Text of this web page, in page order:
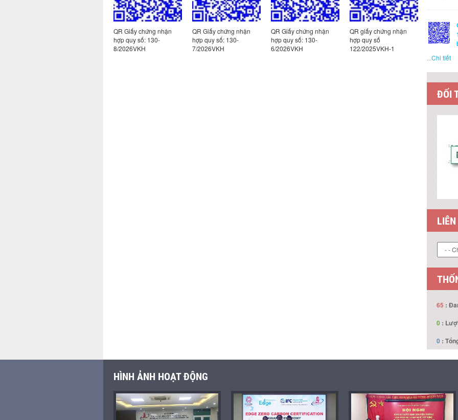
QR Giấy chứng nhận
hợp quy số: 130-
8/2026VKH
QR Giấy chứng nhận
hợp quy số: 130-
7/2026VKH
QR Giấy chứng nhận
hợp quy số: 130-
6/2026VKH
QR giấy chứng nhận
hợp quy số
122/2025VKH-1
QR giấy
hợp quy
185/
...Chi tiết
ĐỐI
65 :
0 :
0 :
HÌNH ẢNH HOẠT ĐỘNG